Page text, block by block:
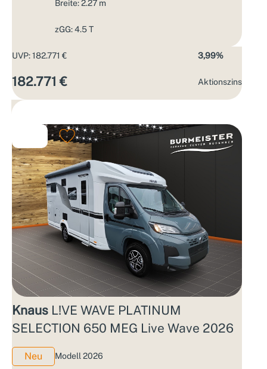
Breite: 2.27 m
zGG: 4.5 T
UVP: 182.771 €
182.771 €
3,99%
Aktions­zins
Knaus L!VE WAVE PLATINUM
SELECTION 650 MEG Live Wave 2026
Neu
Modell 2026